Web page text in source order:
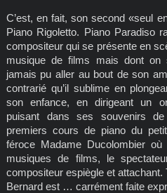
C’est, en fait, son second «seul
Piano Rigoletto. Piano Paradiso
compositeur qui se présente en
musique de films mais dont on
jamais pu aller au bout de son
contrarié qu’il sublime en
son enfance, en dirigeant un
puisant dans ses souvenirs
premiers cours de piano du
féroce Madame Ducolombier
musiques de films, le
compositeur espiègle et
Bernard est … carrément faite